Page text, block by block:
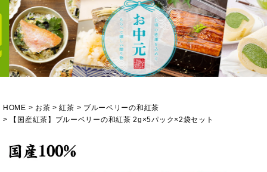
HOME お茶 紅茶
ブルーベリーの和紅茶
【国産紅茶】ブルーベリーの和紅茶 2g×5パック×2袋セット